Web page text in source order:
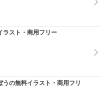
ラスト・商用フリー
うの無料イラスト・商用フリ